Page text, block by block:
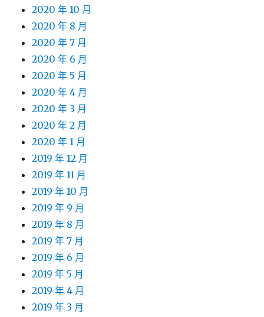
2020 年 10 月
2020 年 8 月
2020 年 7 月
2020 年 6 月
2020 年 5 月
2020 年 4 月
2020 年 3 月
2020 年 2 月
2020 年 1 月
2019 年 12 月
2019 年 11 月
2019 年 10 月
2019 年 9 月
2019 年 8 月
2019 年 7 月
2019 年 6 月
2019 年 5 月
2019 年 4 月
2019 年 3 月